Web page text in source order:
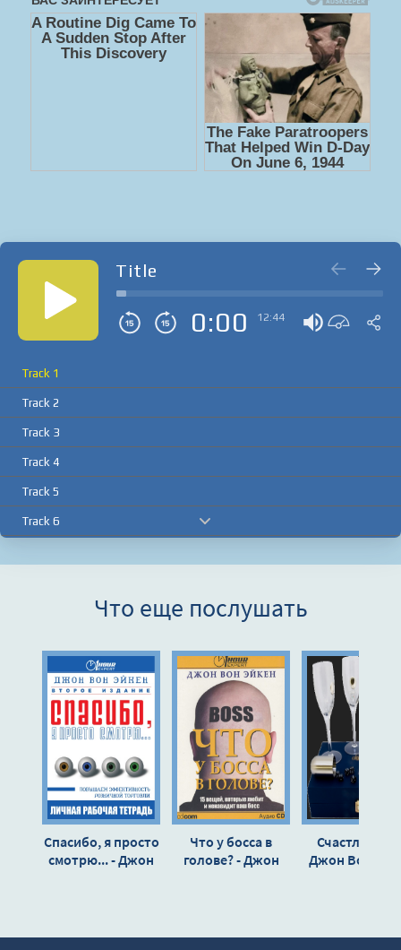
Title
0:00 12:44
Track 1
Track 2
Track 3
Track 4
Track 5
Track 6
Track 11
Track 12
Track 13
Track 14
Track 15
Track 16
Track 17
Track 20
Что еще послушать
Спасибо, я просто
смотрю... - Джон
Что у босса в
голове? - Джон
Счастливчик
Джон Вон